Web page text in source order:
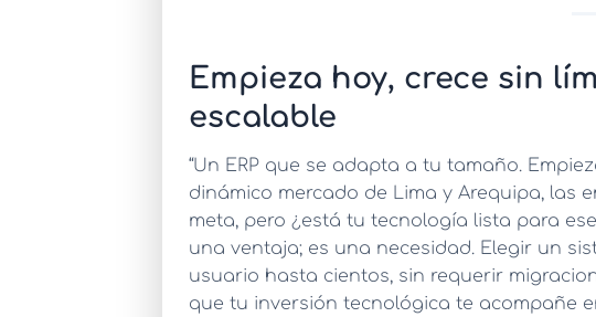
Empieza hoy, crece sin
escalable
“Un ERP que se adapta a tu tamaño.
dinámico mercado de Lima y Arequipa, las
meta, pero ¿está tu tecnología lista para
una ventaja; es una necesidad. Elegir un
usuario hasta cientos, sin requerir
que tu inversión tecnológica te acompañe